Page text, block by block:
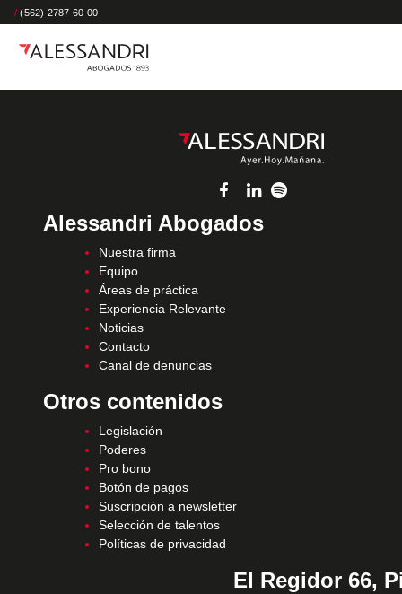
/ (562) 2787 60 00
Alessandri Abogados
Nuestra firma
Equipo
Áreas de práctica
Experiencia Relevante
Noticias
Contacto
Canal de denuncias
Otros contenidos
Legislación
Poderes
Pro bono
Botón de pagos
Suscripción a newsletter
Selección de talentos
Políticas de privacidad
El Regidor 66,